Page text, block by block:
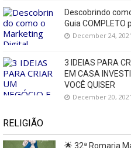
Descobrindo
Guia COMPLETO
December 24, 2021
3 IDEIAS PARA
EM CASA
VOCÊ QUISER
December 20, 2021
RELIGIÃO
🌟 32ª Romaria